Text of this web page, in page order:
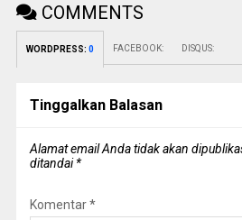
COMMENTS
WORDPRESS: 0 FACEBOOK: DISQUS:
Tinggalkan Balasan
Alamat email Anda tidak akan
ditandai*
Komentar*